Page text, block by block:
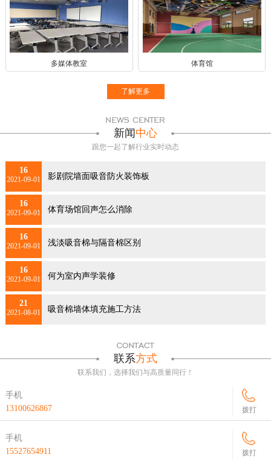
多媒体教室 体育馆
了解更多
新闻 中心
跟您一起了解行业实时动态
16
2021-09-01 影剧院墙面吸音防火装饰板
16
2021-09-01 体育场馆回声怎么消除
16
2021-09-01 浅淡吸音棉与隔音棉区别
16
2021-09-01 何为室内声学装修
21
2021-08-01 吸音棉墙体填充施工方法
联系方式
联系我们，选择我们与高质量同行！
手机
13100626867
拨打
手机
15527654911
拨打